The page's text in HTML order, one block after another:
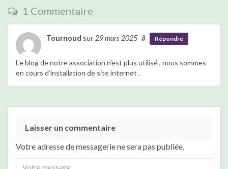
1 Commentaire
Tournoud sur 29 mars 2025 # Répondre
Le blog de notre association n’est plus utilisé , nous sommes
en cours d’installation de site internet .
Laisser un commentaire
Votre adresse de messagerie ne sera pas publiée.